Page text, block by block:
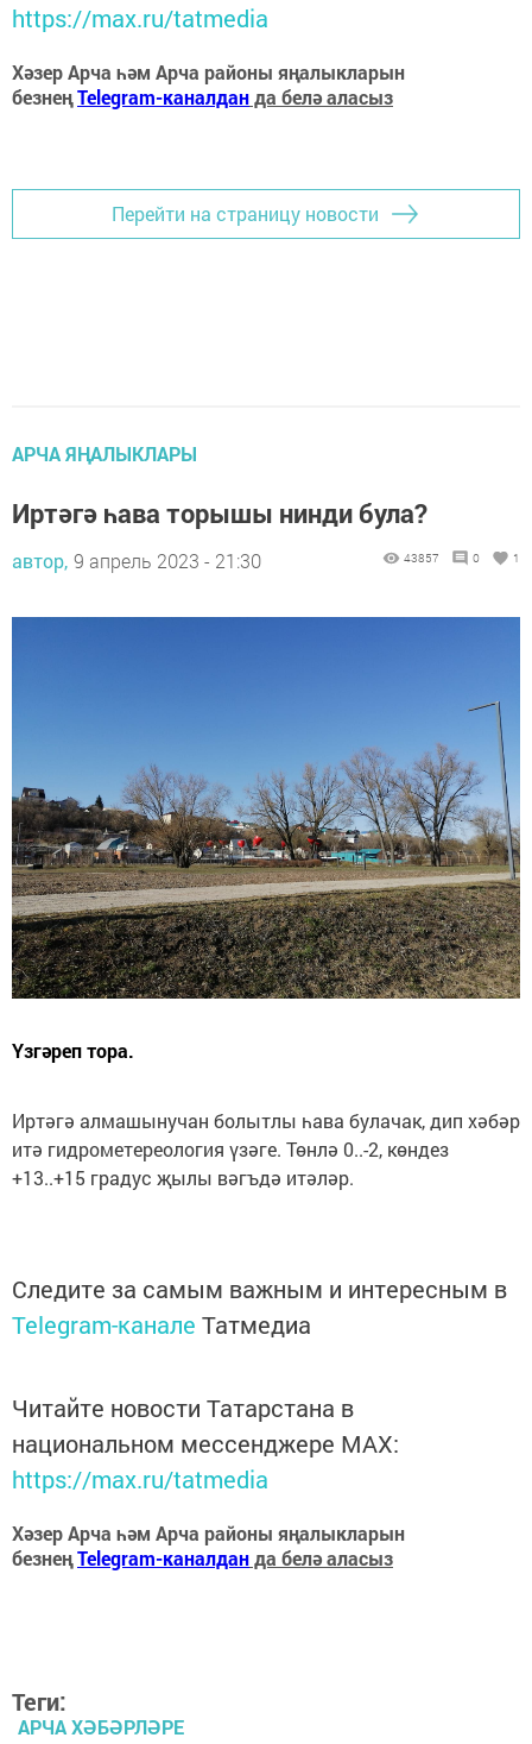
https://max.ru/tatmedia
Хәзер Арча һәм Арча районы яңалыкларын
безнеңTelegram-каналданда белә аласыз
Перейти на страницу новости
АРЧА ЯҢАЛЫКЛАРЫ
Иртәгә һава торышы нинди була?
автор, 9 апрель 2023 - 21:30 43857 0 1
Үзгәреп тора.
Иртәгә алмашынучан болытлы һава булачак, дип хәбәр
итә гидрометереология үзәге. Төнлә 0..-2, көндез
+13..+15 градус җылы вәгъдә итәләр.
Следите за самым важным и интересным в
Telegram-канале Татмедиа
Читайте новости Татарстана в
национальном мессенджере MАХ:
https://max.ru/tatmedia
Хәзер Арча һәм Арча районы яңалыкларын
безнеңTelegram-каналданда белә аласыз
Теги:
АРЧА ХӘБӘРЛӘРЕ